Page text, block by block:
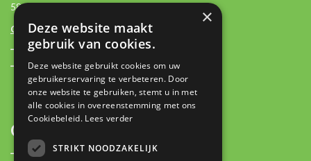
5803 AM Venray
Contactgegevens:
+31 (0)85 2362500
contact@plan-it.nl
OVER
Plan-IT Stories
×
Deze website maakt
gebruik van cookies.
Deze website gebruikt cookies om uw
gebruikerservaring te verbeteren. Door
onze website te gebruiken, stemt u in met
alle cookies in overeenstemming met ons
Cookiebeleid. Lees verder
STRIKT NOODZAKELIJK